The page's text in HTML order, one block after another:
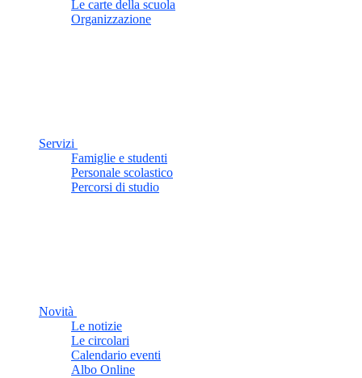
Le carte della scuola
Organizzazione
Servizi
Famiglie e studenti
Personale scolastico
Percorsi di studio
Novità
Le notizie
Le circolari
Calendario eventi
Albo Online